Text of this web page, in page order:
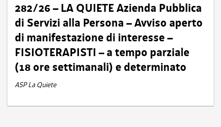
282/26 – LA QUIETE Azienda Pubblica
di Servizi alla Persona – Avviso aperto
di manifestazione di interesse –
FISIOTERAPISTI – a tempo parziale
(18 ore settimanali) e determinato
ASP La Quiete